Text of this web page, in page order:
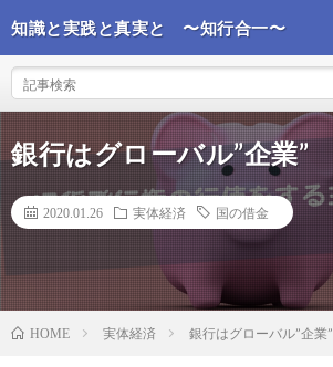
知識と実践と真実と 〜知行合一〜
銀行はグローバル”企業”
2020.01.26 実体経済 国の借金
HOME 実体経済 銀行はグローバル”企業”